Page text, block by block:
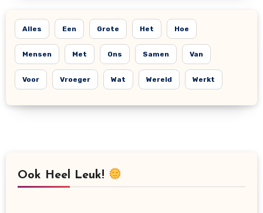
Alles Een Grote Het Hoe
Mensen Met Ons Samen Van
Voor Vroeger Wat Wereld Werkt
Ook Heel Leuk!